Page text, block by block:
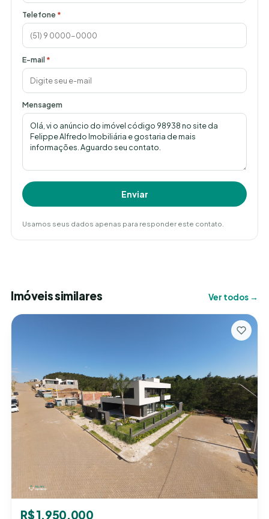
Telefone*
E-mail*
Mensagem
Enviar
Usamos seus dados apenas para responder este contato.
Imóveis similares Ver todos →
R$ 1.950.000